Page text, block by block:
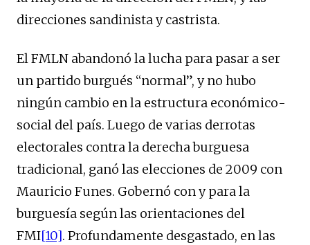
direcciones sandinista y castrista.
El FMLN abandonó la lucha para pasar a ser
un partido burgués “normal”, y no hubo
ningún cambio en la estructura económico-
social del país. Luego de varias derrotas
electorales contra la derecha burguesa
tradicional, ganó las elecciones de 2009 con
Mauricio Funes. Gobernó con y para la
burguesía según las orientaciones del
FMI[10]. Profundamente desgastado, en las